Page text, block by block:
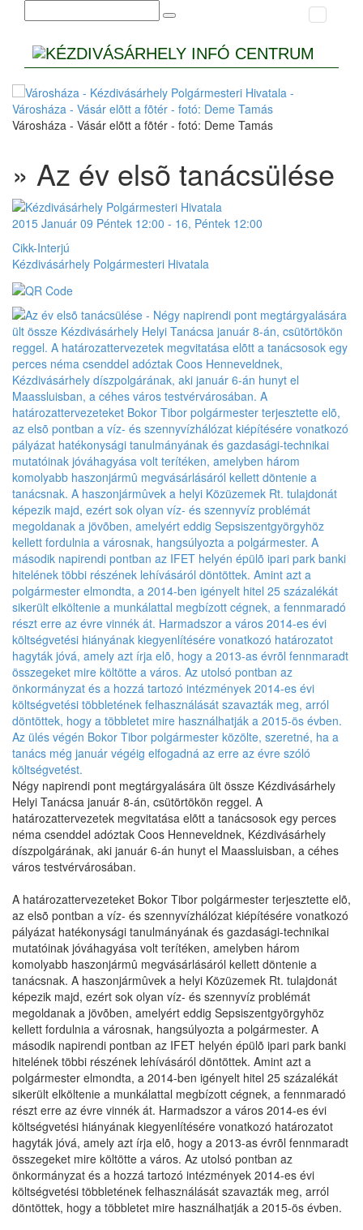
Városháza - Vásár elõtt a fõtér - fotó: Deme Tamás
» Az év elsõ tanácsülése
2015 Január 09 Péntek 12:00 - 16, Péntek 12:00
Cikk-Interjú
Kézdivásárhely Polgármesteri Hivatala
Négy napirendi pont megtárgyalására ült össze Kézdivásárhely
Helyi Tanácsa január 8-án, csütörtökön reggel. A
határozattervezetek megvitatása elõtt a tanácsosok egy perces
néma csenddel adóztak Coos Henneveldnek, Kézdivásárhely
díszpolgárának, aki január 6-án hunyt el Maassluisban, a céhes
város testvérvárosában.
A határozattervezeteket Bokor Tibor polgármester terjesztette elõ,
az elsõ pontban a víz- és szennyvízhálózat kiépítésére vonatkozó
pályázat hatékonysági tanulmányának és gazdasági-technikai
mutatóinak jóváhagyása volt terítéken, amelyben három
komolyabb haszonjármû megvásárlásáról kellett döntenie a
tanácsnak. A haszonjármûvek a helyi Közüzemek Rt. tulajdonát
képezik majd, ezért sok olyan víz- és szennyvíz problémát
megoldanak a jövõben, amelyért eddig Sepsiszentgyörgyhöz
kellett fordulnia a városnak, hangsúlyozta a polgármester. A
második napirendi pontban az IFET helyén épülõ ipari park banki
hitelének többi részének lehívásáról döntöttek. Amint azt a
polgármester elmondta, a 2014-ben igényelt hitel 25 százalékát
sikerült elköltenie a munkálattal megbízott cégnek, a fennmaradó
részt erre az évre vinnék át. Harmadszor a város 2014-es évi
költségvetési hiányának kiegyenlítésére vonatkozó határozatot
hagyták jóvá, amely azt írja elõ, hogy a 2013-as évrõl fennmaradt
összegeket mire költötte a város. Az utolsó pontban az
önkormányzat és a hozzá tartozó intézmények 2014-es évi
költségvetési többletének felhasználását szavazták meg, arról
döntöttek, hogy a többletet mire használhatják a 2015-ös évben.